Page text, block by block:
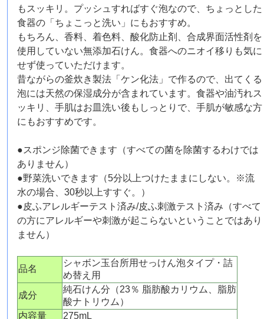
もスッキリ。プッシュすればすぐ泡なので、ちょっとした
食器の「ちょこっと洗い」にもおすすめ。
もちろん、香料、着色料、酸化防止剤、合成界面活性剤を
使用していない無添加石けん。食器へのニオイ移りも気に
せず使っていただけます。
昔ながらの釜炊き製法「ケン化法」で作るので、出てくる
泡には天然の保湿成分が含まれています。食器や油汚れス
ッキリ、手肌はお皿洗い後もしっとりで、手肌が敏感な方
にもおすすめです。
●スポンジ除菌できます（すべての菌を除菌するわけでは
ありません）
●野菜洗いできます（5分以上つけたままにしない。※流
水の場合、30秒以上すすぐ。）
●皮ふアレルギーテスト済み/皮ふ刺激テスト済み（すべて
の方にアレルギーや刺激が起こらないということではあり
ません）
品名
シャボン玉台所用せっけん泡タイプ・詰
め替え用
成分
純石けん分（23％ 脂肪酸カリウム、脂肪
酸ナトリウム）
内容量
275mL